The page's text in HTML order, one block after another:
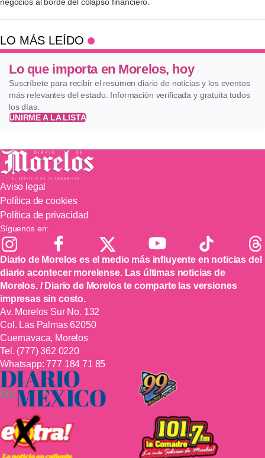
LO MÁS LEÍDO
Lo que importa en Morelos, hoy
Suscríbete para recibir el resumen diario de noticias y los eventos
más relevantes del estado. Información verificada y gratuita todos
los días.
UNIRME A LA LISTA
Aviso legal
Política de cookies
Política de privacidad
Síguenos en:
Diario de Morelos es el medio más influyente en noticias del
diario acontecer morelense. Las últimas noticias de
Morelos. / Diario de Morelos te comparte las versiones
impresas sin costo.
Av. Morelos Sur No. 132
Col. Las Palmas 62050
Cuernavaca, Morelos
Tel. (777) 362 0220
Whatsapp:777 184 71 85